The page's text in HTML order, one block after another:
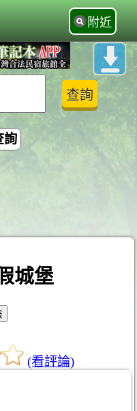
附近
詢
城堡
(看評論)